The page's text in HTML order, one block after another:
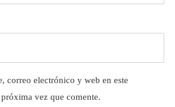
correo electrónico y web en este
vez que comente.